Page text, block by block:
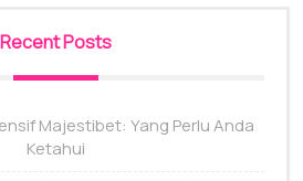
Recent Posts
Majestibet: Yang Perlu Anda
Ketahui